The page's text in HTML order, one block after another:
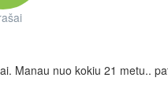
Manau nuo kokiu 21 metu..